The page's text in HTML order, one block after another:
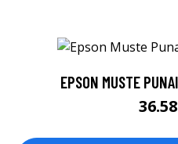
EPSON MUSTE